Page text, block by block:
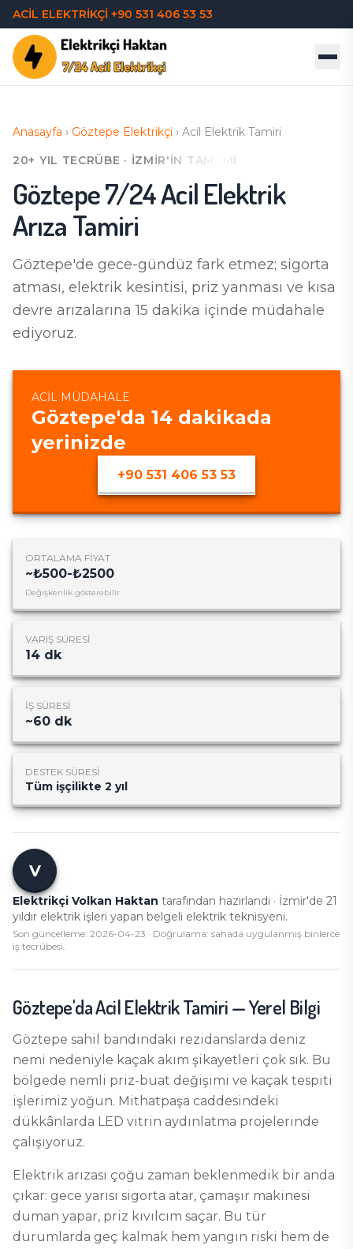
ACİL ELEKTRİKÇİ +90 531 406 53 53
Anasayfa › Göztepe Elektrikçi › Acil Elektrik Tamiri
20+ YIL TECRÜBE · İZMIR'IN TAMAMI
Göztepe7/24 Acil Elektrik
Arıza Tamiri
Göztepe'de gece-gündüz fark etmez; sigorta
atması, elektrik kesintisi, priz yanması ve kısa
devre arızalarına 15 dakika içinde müdahale
ediyoruz.
ACIL MÜDAHALE
Göztepe'da 14 dakikada
yerinizde
+90 531 406 53 53
ORTALAMA FIYAT
~₺500-₺2500
Değişkenlik gösterebilir
VARIŞ SÜRESI
14 dk
İŞ SÜRESI
~60 dk
DESTEK SÜRESI
Tüm işçilikte 2 yıl
V
Elektrikçi Volkan Haktan tarafından hazırlandı · İzmir'de 21
yıldır elektrik işleri yapan belgeli elektrik teknisyeni.
Son güncelleme: 2026-04-23 · Doğrulama: sahada uygulanmış binlerce
iş tecrübesi.
Göztepe'daAcil Elektrik Tamiri— Yerel Bilgi
Göztepe sahil bandındaki rezidanslarda deniz
nemi nedeniyle kaçak akım şikayetleri çok sık. Bu
bölgede nemli priz-buat değişimi ve kaçak tespiti
işlerimiz yoğun. Mithatpaşa caddesindeki
dükkânlarda LED vitrin aydınlatma projelerinde
çalışıyoruz.
Elektrik arızası çoğu zaman beklenmedik bir anda
çıkar: gece yarısı sigorta atar, çamaşır makinesi
duman yapar, priz kıvılcım saçar. Bu tür
durumlarda geç kalmak hem yangın riski hem de